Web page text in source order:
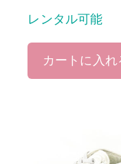
レンタル可能
カートに入れ